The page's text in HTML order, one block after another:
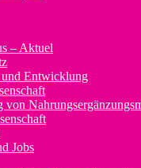
– Aktuel
und Entwicklung
von
Jobs